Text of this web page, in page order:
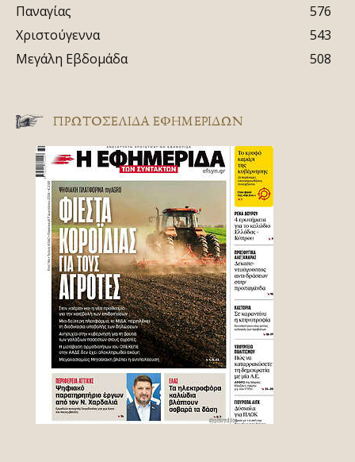
Παναγίας
576
Χριστούγεννα
543
Μεγάλη Εβδομάδα
508
ΠΡΩΤΟΣΈΛΙΔΑ ΕΦΗΜΕΡΊΔΩΝ